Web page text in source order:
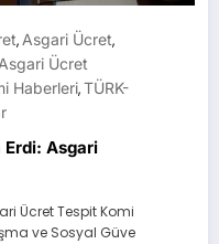
, Asgari Ücret,
Asgari Ücret
Haberleri,TÜRK-
Erdi: Asgari
Ücret Tespit Komi
ve Sosyal Güve